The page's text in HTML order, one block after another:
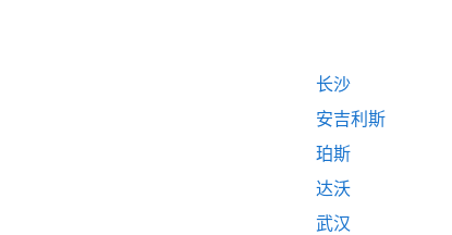
长沙
安吉利斯
珀斯
达沃
武汉